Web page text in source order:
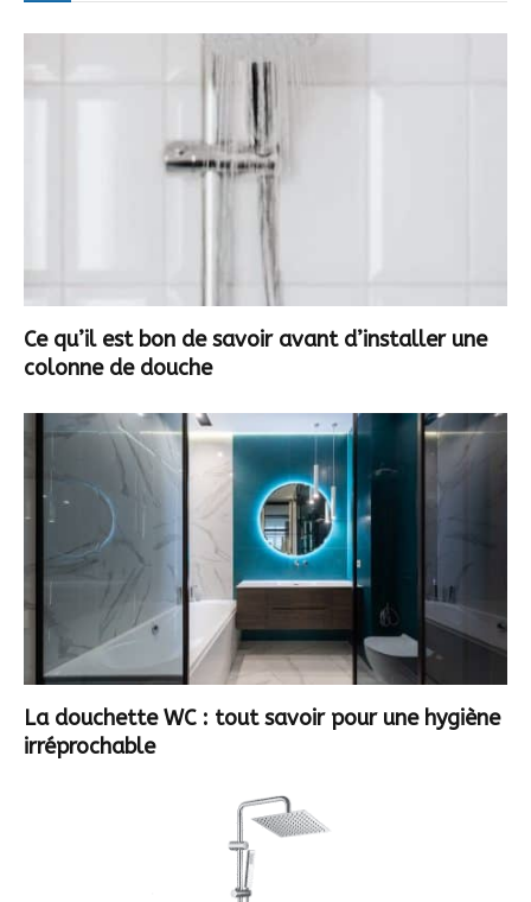
Ce qu’il est bon de savoir avant d’installer une
colonne de douche
La douchette WC : tout savoir pour une hygiène
irréprochable